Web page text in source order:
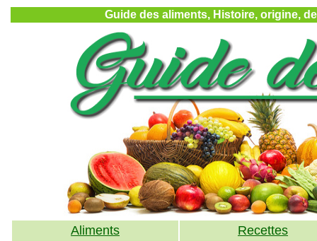
Guide des aliments, Histoire, origine,
Aliments Recettes